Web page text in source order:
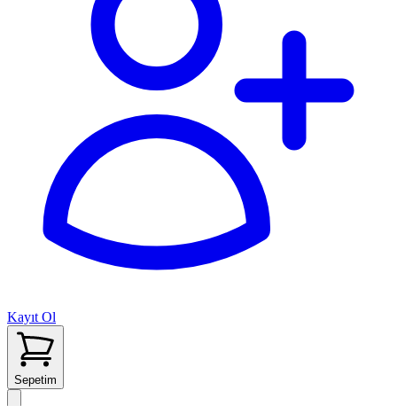
Kayıt Ol
Sepetim